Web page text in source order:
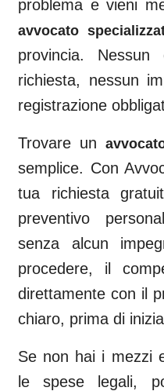
problema e vieni
avvocato
provincia.
richiesta, nessun
registrazione
Trovare un
semplice. Con
tua richiesta
preventivo
senza alcun
procedere, il
direttamente con il
chiaro, prima di
Se non hai i mezzi
le spese legali,